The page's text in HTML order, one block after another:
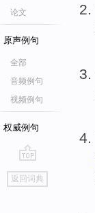
论文
原声例句
全部
音频例句
视频例句
权威例句
go
top
返回词典